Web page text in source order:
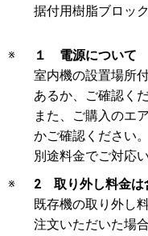
据付用樹脂ブロッ
※
１ 電源について
室内機の設置場所
あるか、ご確認くだ
また、ご購入のエ
かご確認ください
別途料金でご対応
※
2 取り外し料金は
既存機の取り外し
注文いただいた場